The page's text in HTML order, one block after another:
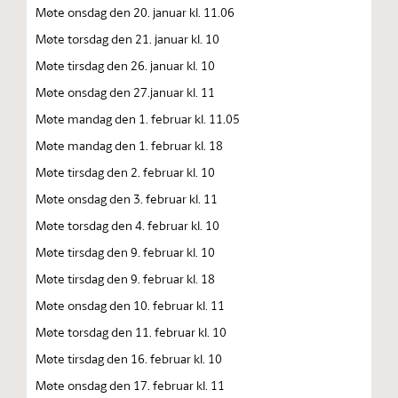
Møte onsdag den 20. januar kl. 11.06
Møte torsdag den 21. januar kl. 10
Møte tirsdag den 26. januar kl. 10
Møte onsdag den 27.januar kl. 11
Møte mandag den 1. februar kl. 11.05
Møte mandag den 1. februar kl. 18
Møte tirsdag den 2. februar kl. 10
Møte onsdag den 3. februar kl. 11
Møte torsdag den 4. februar kl. 10
Møte tirsdag den 9. februar kl. 10
Møte tirsdag den 9. februar kl. 18
Møte onsdag den 10. februar kl. 11
Møte torsdag den 11. februar kl. 10
Møte tirsdag den 16. februar kl. 10
Møte onsdag den 17. februar kl. 11